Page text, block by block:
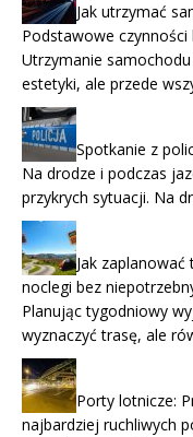
Jak utrzymać
Podstawowe czynności
Utrzymanie
estetyki, ale przede
Spotkanie z
Na drodze i podczas
przykrych sytuacji. Na
Jak
noclegi bez
Planując tygodniowy
wyznaczyć trasę, ale
Porty lotnicze:
najbardziej ruchliwych